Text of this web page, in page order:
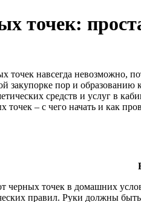
точек:
точек навсегда невозможно,
закупорке пор и
средств и услуг в
точек – с чего начать и как
черных точек в домашних
правил. Руки должны